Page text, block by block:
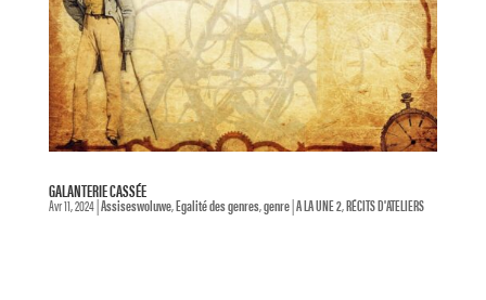
GALANTERIE CASSÉE
Avr 11, 2024|Assiseswoluwe,Egalité des genres,genre|A LA UNE 2,RÉCITS D'ATELIERS